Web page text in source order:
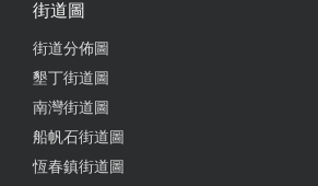
街道圖
街道分佈圖
墾丁街道圖
南灣街道圖
船帆石街道圖
恆春鎮街道圖